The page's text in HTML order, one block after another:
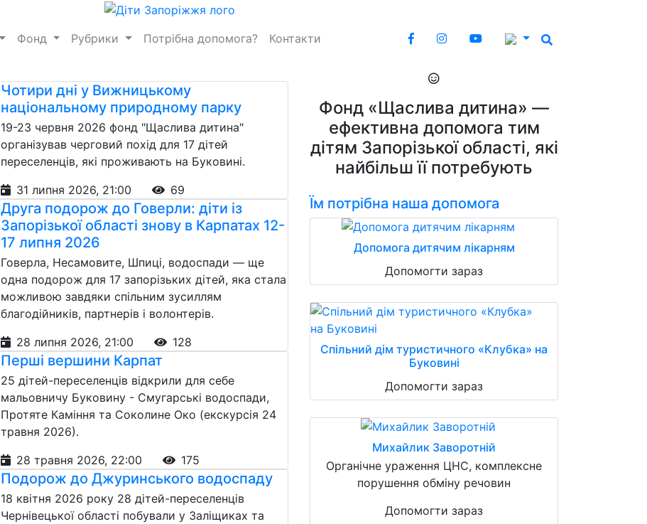
Фонд Рубрики Потрібна допомога? Контакти
Чотири дні у Вижницькому
національному природному парку
19-23 червня 2026 фонд "Щаслива дитина"
організував черговий похід для 17 дітей
переселенців, які проживають на Буковині.
31 липня 2026, 21:00
69
Друга подорож до Говерли: діти із
Запорізької області знову в Карпатах 12-
17 липня 2026
Говерла, Несамовите, Шпиці, водоспади — ще
одна подорож для 17 запорізьких дітей, яка стала
можливою завдяки спільним зусиллям
благодійників, партнерів і волонтерів.
28 липня 2026, 21:00
128
Перші вершини Карпат
25 дітей-переселенців відкрили для себе
мальовничу Буковину - Смугарські водоспади,
Протяте Каміння та Соколине Око (екскурсія 24
травня 2026).
28 травня 2026, 22:00
175
Подорож до Джуринського водоспаду
18 квітня 2026 року 28 дітей-переселенців
Чернівецької області побували у Заліщиках та
Фонд «Щаслива дитина» —
ефективна допомога тим
дітям Запорізької області, які
найбільш її потребують
Їм потрібна наша допомога
Допомога дитячим лікарням
Допомогти зараз
Спільний дім туристичного «Клубка» на
Буковині
Допомогти зараз
Михайлик Заворотній
Органічне ураження ЦНС, комплексне
порушення обміну речовин
Допомогти зараз